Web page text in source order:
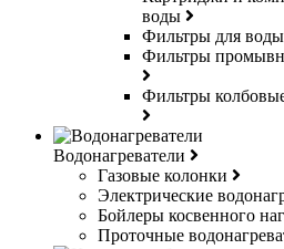
воды
Фильтры для
Фильтры
Фильтры
Водонагреватели
Газовые колонки
Электрические
Бойлеры косвенного
Проточные